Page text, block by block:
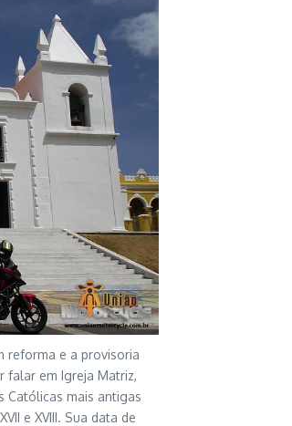
reforma e a provisoria
falar em Igreja Matriz,
Católicas mais antigas
e XVIII. Sua data de